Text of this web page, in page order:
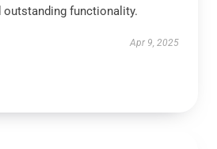
outstanding functionality.
Apr 9, 2025